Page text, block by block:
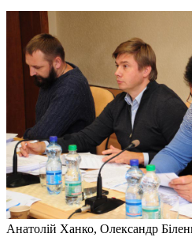
Анатолій Ханко, Олександр